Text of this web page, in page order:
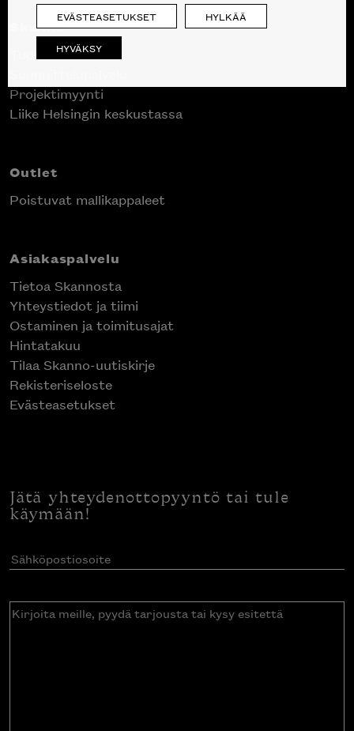
Skanno
Tuotteet
Projektimyynti
Liike Helsingin keskustassa
Outlet
Poistuvat mallikappaleet
Asiakaspalvelu
Tietoa Skannosta
Yhteystiedot ja tiimi
Ostaminen ja toimitusajat
Hintatakuu
Tilaa Skanno-uutiskirje
Rekisteriseloste
Evästeasetukset
Jätä yhteydenottopyyntö tai tule
käymään!
Sähköpostiosoite(Pakollinen)
Kirjoita
EVÄSTEASETUKSET HYLKÄÄ
HYVÄKSY